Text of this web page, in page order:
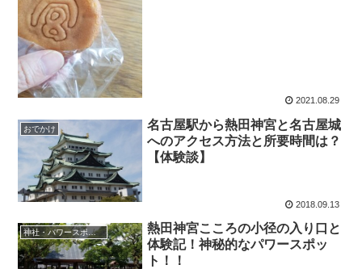
2021.08.29
おでかけ
名古屋駅から熱田神宮と名古屋城
へのアクセス方法と所要時間は？
【体験談】
2018.09.13
神社・パワースポット
熱田神宮こころの小径の入り口と
体験記！神秘的なパワースポッ
ト！！